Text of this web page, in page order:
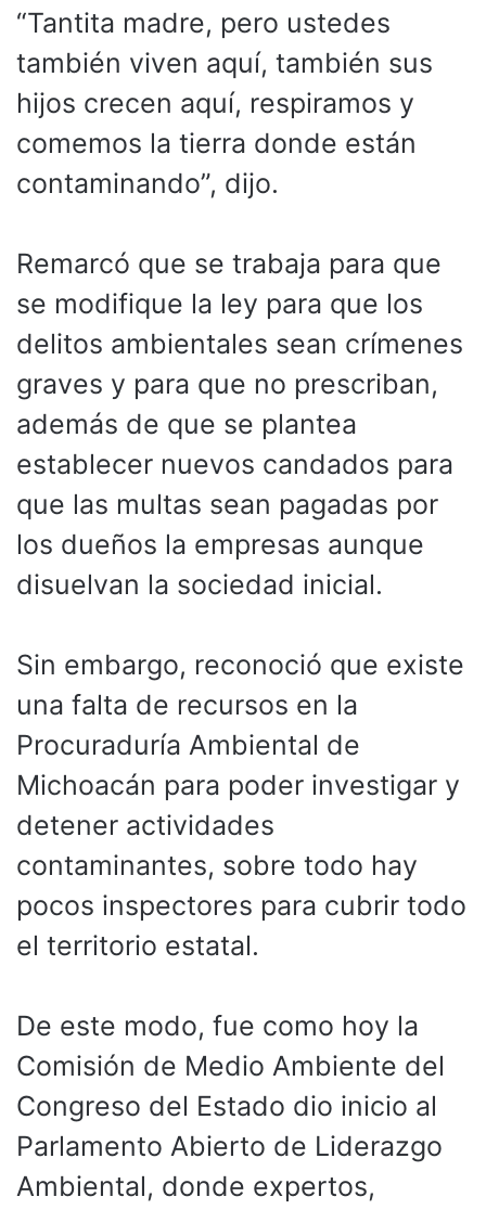
“Tantita madre, pero ustedes
también viven aquí, también sus
hijos crecen aquí, respiramos y
comemos la tierra donde están
contaminando”, dijo.
Remarcó que se trabaja para que
se modifique la ley para que los
delitos ambientales sean crímenes
graves y para que no prescriban,
además de que se plantea
establecer nuevos candados para
que las multas sean pagadas por
los dueños la empresas aunque
disuelvan la sociedad inicial.
Sin embargo, reconoció que existe
una falta de recursos en la
Procuraduría Ambiental de
Michoacán para poder investigar y
detener actividades
contaminantes, sobre todo hay
pocos inspectores para cubrir todo
el territorio estatal.
De este modo, fue como hoy la
Comisión de Medio Ambiente del
Congreso del Estado dio inicio al
Parlamento Abierto de Liderazgo
Ambiental, donde expertos,